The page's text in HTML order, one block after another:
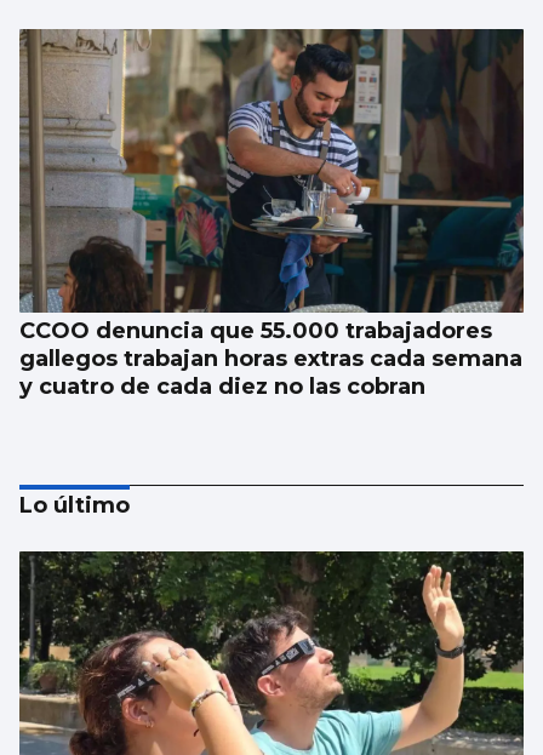
CCOO denuncia que 55.000 trabajadores
gallegos trabajan horas extras cada semana
y cuatro de cada diez no las cobran
La nigranesa Kreios Space lanzará el
Lo último